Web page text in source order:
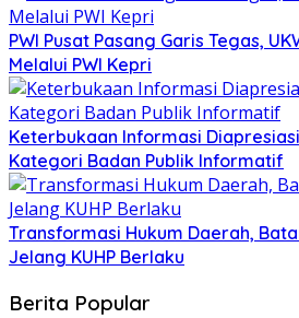
PWI Pusat Pasang Garis Tegas,
Melalui PWI Kepri
Keterbukaan Informasi
Kategori Badan Publik Informatif
Transformasi Hukum Daerah,
Jelang KUHP Berlaku
Berita Popular